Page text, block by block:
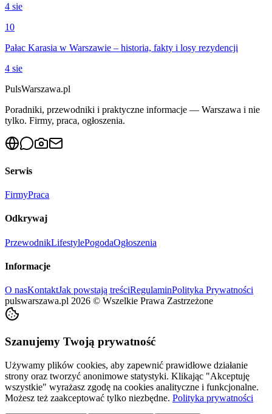
4 sie
10
Pałac Karasia w Warszawie – historia, fakty i losy rezydencji
4 sie
PulsWarszawa.pl
Poradniki, przewodniki i praktyczne informacje — Warszawa i nie
tylko. Firmy, praca, ogłoszenia.
Serwis
FirmyPraca
Odkrywaj
PrzewodnikLifestylePogodaOgłoszenia
Informacje
O nasKontaktJak powstają treściRegulaminPolityka Prywatności
pulswarszawa.pl 2026 © Wszelkie Prawa Zastrzeżone
Szanujemy Twoją prywatność
Używamy plików cookies, aby zapewnić prawidłowe działanie
strony oraz tworzyć anonimowe statystyki. Klikając "Akceptuję
wszystkie" wyrażasz zgodę na cookies analityczne i funkcjonalne.
Możesz też zaakceptować tylko niezbędne. Polityka prywatności